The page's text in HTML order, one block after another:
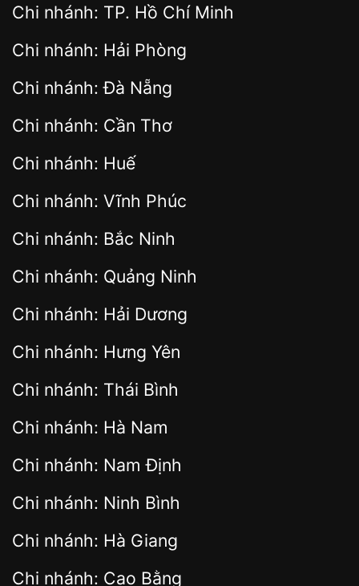
Chi nhánh: TP. Hồ Chí Minh
Chi nhánh: Hải Phòng
Chi nhánh: Đà Nẵng
Chi nhánh: Cần Thơ
Chi nhánh: Huế
Chi nhánh: Vĩnh Phúc
Chi nhánh: Bắc Ninh
Chi nhánh: Quảng Ninh
Chi nhánh: Hải Dương
Chi nhánh: Hưng Yên
Chi nhánh: Thái Bình
Chi nhánh: Hà Nam
Chi nhánh: Nam Định
Chi nhánh: Ninh Bình
Chi nhánh: Hà Giang
Chi nhánh: Cao Bằng